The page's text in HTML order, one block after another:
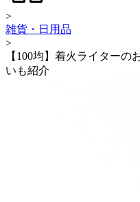
>
雑貨・日用品
>
【100均】着火ライター
いも紹介